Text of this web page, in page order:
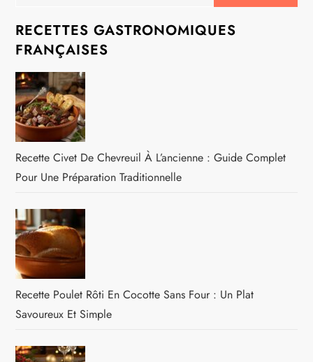
RECETTES GASTRONOMIQUES
FRANÇAISES
Recette Civet De Chevreuil À L’ancienne : Guide Complet
Pour Une Préparation Traditionnelle
Recette Poulet Rôti En Cocotte Sans Four : Un Plat
Savoureux Et Simple